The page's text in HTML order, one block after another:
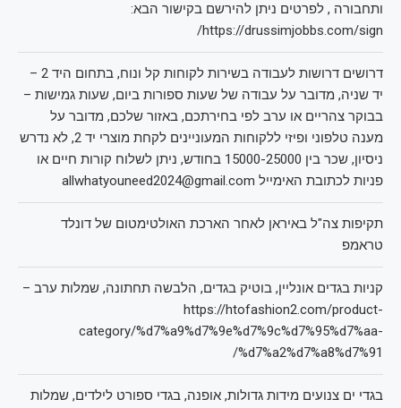
ותחבורה , לפרטים ניתן להירשם בקישור הבא:
https://drussimjobbs.com/sign/
דרושים דרושות לעבודה בשירות לקוחות קל ונוח, בתחום היד 2 –
יד שניה, מדובר על עבודה של שעות ספורות ביום, שעות גמישות –
בבוקר צהריים או ערב לפי בחירתכם, באזור שלכם, מדובר על
מענה טלפוני ופיזי ללקוחות המעוניינים לקחת מוצרי יד 2, לא נדרש
ניסיון, שכר בין 15000-25000 בחודש, ניתן לשלוח קורות חיים או
פניות לכתובת האימייל allwhatyouneed2024@gmail.com
תקיפות צה"ל באיראן לאחר הארכת האולטימטום של דונלד
טראמפ
קניות בגדים אונליין, בוטיק בגדים, הלבשה תחתונה, שמלות ערב –
https://htofashion2.com/product-
category/%d7%a9%d7%9e%d7%9c%d7%95%d7%aa-
%d7%a2%d7%a8%d7%91/
בגדי ים צנועים מידות גדולות, אופנה, בגדי ספורט לילדים, שמלות